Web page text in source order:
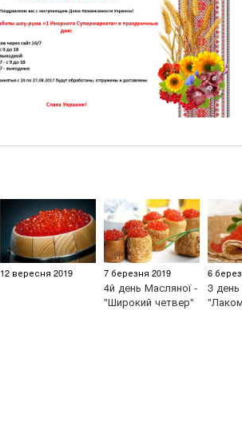
12 вересня 2019 7 березня 2019
4й день Масляної -
"Широкий четвер"
6
3